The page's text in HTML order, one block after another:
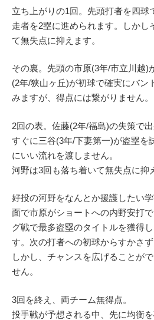
立ち上がりの1回。先頭打者を四球
走者を2塁に進められます。しかし
て無失点に抑えます。
その裏。先頭の市原(3年/市立川越)
(2年/狭山ヶ丘)が初球で確実にバン
みますが、得点には繋がりません。
2回の表。佐藤(2年/福島)の失策で
すぐに三谷(3年/下妻第一)が盗塁を
にいい流れを渡しません。
河野は3回も落ち着いて無失点に抑
好投の河野をなんとか援護したい
面で市原がショートへの内野安打
グ戦で最多盗塁のタイトルを獲得
す。次の打者への初球からすかさず
しかし、チャンスを広げることが
せん。
3回を終え、両チーム無得点。
投手戦が予想される中、先に均衡